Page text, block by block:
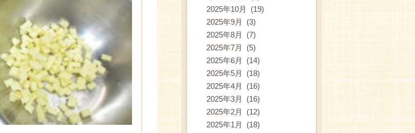
2025年10月 (19)
2025年9月 (3)
2025年8月 (7)
2025年7月 (5)
2025年6月 (14)
2025年5月 (18)
2025年4月 (16)
2025年3月 (16)
2025年2月 (12)
2025年1月 (18)